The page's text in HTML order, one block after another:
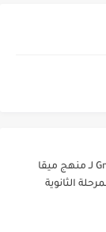
شرح قواعد الإنجليزية Grammar لـ منهج ميقا